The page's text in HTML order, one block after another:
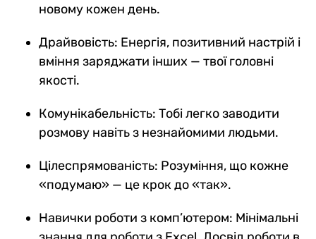
новому кожен день.
Драйвовість: Енергія, позитивний настрій і
вміння заряджати інших — твої головні
якості.
Комунікабельність: Тобі легко заводити
розмову навіть з незнайомими людьми.
Цілеспрямованість: Розуміння, що кожне
«подумаю» — це крок до «так».
Навички роботи з комп’ютером: Мінімальні